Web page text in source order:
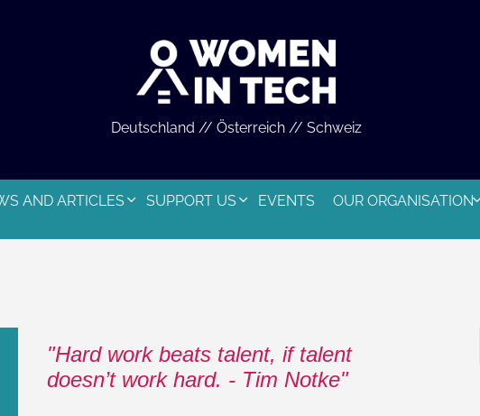
Deutschland // Österreich // Schweiz
AND ARTICLES SUPPORT US EVENTS
OUR ORGANISATION
Hard work beats talent, if talent
doesn’t work hard. - Tim Notke